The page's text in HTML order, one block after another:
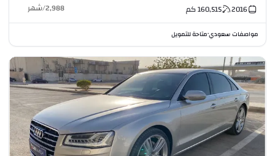
2016
160,515كم 2,988
/شهر
مواصفات سعودي•متاحة للتمويل